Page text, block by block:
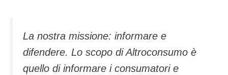
La nostra missione: informare e
difendere. Lo scopo di Altroconsumo è
quello di informare i consumatori e